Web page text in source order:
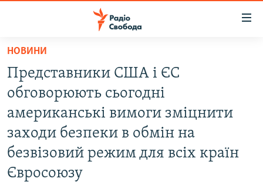
Перейти
основного
матеріалу
до
основної
навігації
Перейти
до
ВСЕ ЗА ДОБУ
ЕКОНОМІКА
СУСПІЛЬСТВО
РОСІЙСЬКА «ФІЛЬТРАЦІЯ»
ДОНБАС.РЕАЛІЇ
НОВИНИ
Представники США і ЄС
обговорюють сьогодні
американські вимоги зміцнити
заходи безпеки в обмін на
безвізовий режим для всіх країн
Євросоюзу